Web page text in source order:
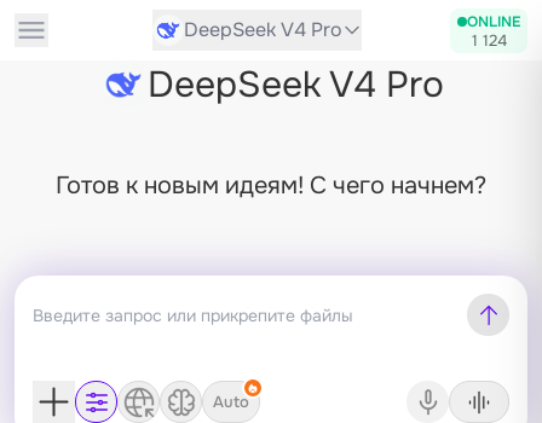
DeepSeek V4 Pro ONLINE
1 124
DeepSeek V4 Pro
Готов к новым идеям! С чего начнем?
Auto